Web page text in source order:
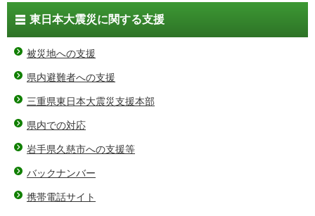
東日本大震災に関する支援
被災地への支援
県内避難者への支援
三重県東日本大震災支援本部
県内での対応
岩手県久慈市への支援等
バックナンバー
携帯電話サイト